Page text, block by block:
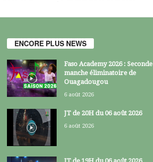
ENCORE PLUS NEWS
Faso Academy 2026 : Seconde
manche éliminatoire de
Ouagadougou
6 août 2026
JT de 20H du 06 août 2026
6 août 2026